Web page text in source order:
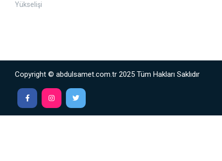
Copyright © abdulsamet.com.tr 2025 Tüm Hakları Saklıdır